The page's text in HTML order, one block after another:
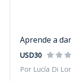
Aprende a
USD30
Por Lucía Di